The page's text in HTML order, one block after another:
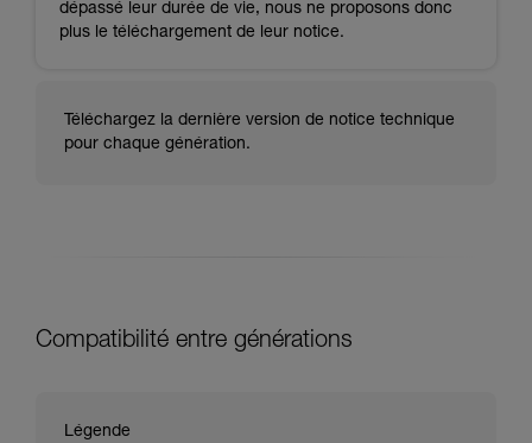
dépassé leur durée de vie, nous ne proposons donc
plus le téléchargement de leur notice.
Téléchargez la dernière version de notice technique
pour chaque génération.
Compatibilité entre générations
Légende